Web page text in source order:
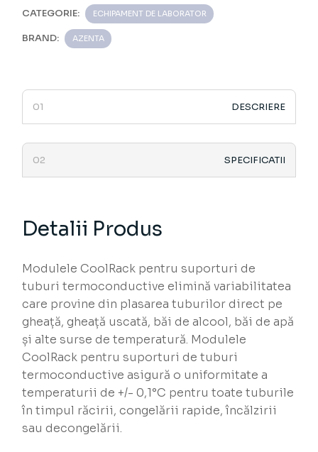
CATEGORIE: ECHIPAMENT DE LABORATOR
BRAND: AZENTA
DESCRIERE
SPECIFICATII
Detalii Produs
Modulele CoolRack pentru suporturi de
tuburi termoconductive elimină variabilitatea
care provine din plasarea tuburilor direct pe
gheață, gheață uscată, băi de alcool, băi de apă
și alte surse de temperatură. Modulele
CoolRack pentru suporturi de tuburi
termoconductive asigură o uniformitate a
temperaturii de +/- 0,1°C pentru toate tuburile
în timpul răcirii, congelării rapide, încălzirii
sau decongelării.